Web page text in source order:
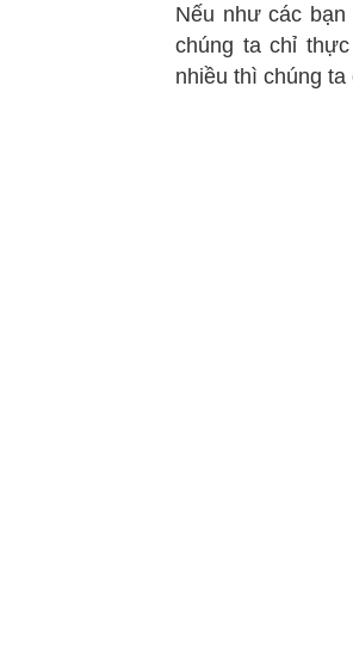
Nếu như các
chúng ta chỉ
nhiều thì chúng ta